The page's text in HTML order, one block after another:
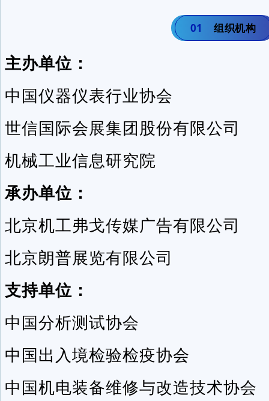
01 组织机构
主办单位：
中国仪器仪表行业协会
世信国际会展集团股份有限公司
机械工业信息研究院
承办单位：
北京机工弗戈传媒广告有限公司
北京朗普展览有限公司
支持单位：
中国分析测试协会
中国出入境检验检疫协会
中国机电装备维修与改造技术协会